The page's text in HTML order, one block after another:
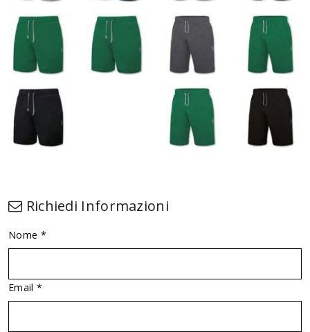
Richiedi Informazioni
Nome *
Email *